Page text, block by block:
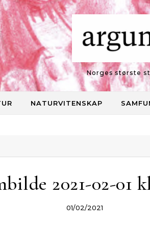
Norges største
NATURVITENSKAP
2021-02-01
01/02/2021